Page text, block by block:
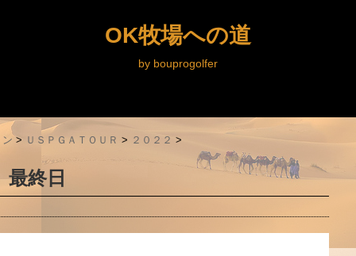
OK牧場への道
by bouprogolfer
> ＵＳＰＧＡＴＯＵＲ > ２０２２ >
終日